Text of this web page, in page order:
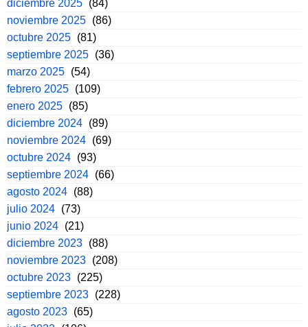
diciembre 2025 (84)
noviembre 2025 (86)
octubre 2025 (81)
septiembre 2025 (36)
marzo 2025 (54)
febrero 2025 (109)
enero 2025 (85)
diciembre 2024 (89)
noviembre 2024 (69)
octubre 2024 (93)
septiembre 2024 (66)
agosto 2024 (88)
julio 2024 (73)
junio 2024 (21)
diciembre 2023 (88)
noviembre 2023 (208)
octubre 2023 (225)
septiembre 2023 (228)
agosto 2023 (65)